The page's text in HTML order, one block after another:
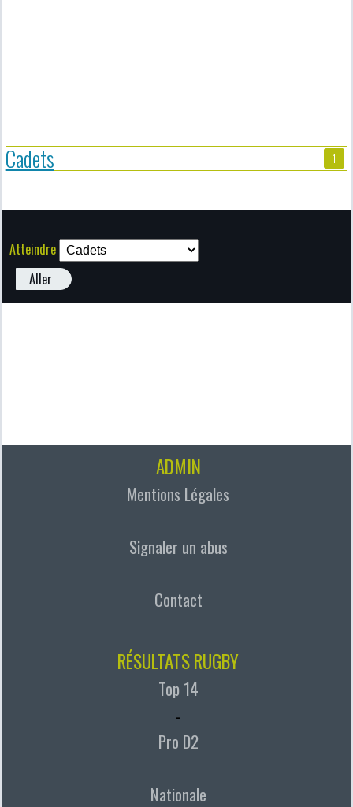
Cadets 1
Atteindre
Aller
ADMIN
Mentions Légales
Signaler un abus
Contact
RÉSULTATS RUGBY
Top 14
-
Pro D2
Nationale